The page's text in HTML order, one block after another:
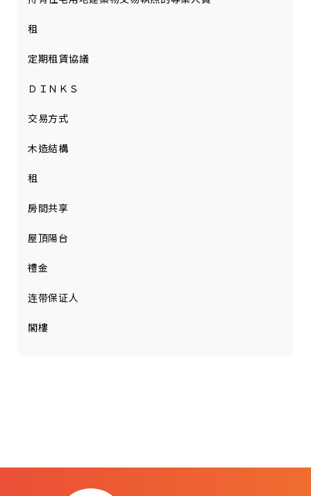
租
定期租賃協議
ＤＩＮＫＳ
交易方式
木造結構
租
房間共享
屋頂陽台
禮金
连带保证人
閣樓